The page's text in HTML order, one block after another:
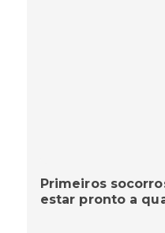
Primeiros
estar pronto a